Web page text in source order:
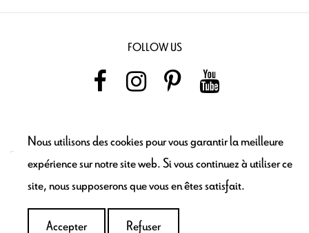
Ajouter au
panier
FOLLOW US
Nous utilisons des cookies pour vous garantir la meilleure
expérience sur notre site web. Si vous continuez à utiliser ce
site, nous supposerons que vous en êtes satisfait.
Accepter Refuser